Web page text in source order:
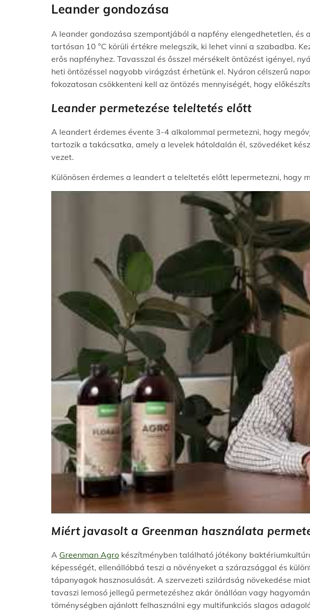
Leander gondozása
A leander gondozása szempontjából a napfény elengedhetetlen,
tartósan 10 °C körüli értékre melegszik, ki lehet vinni a szabadba.
erős napfényhez. Tavasszal és ősszel mérsékelt öntözést igényel,
heti öntözéssel nagyobb virágzást érhetünk el. Nyáron célszerű
fokozatosan csökkenteni kell az öntözés mennyiségét, hogy
Leander permetezése teleltetés előtt
A leandert érdemes évente 3-4 alkalommal permetezni, hogy
tartozik a takácsatka, amely a levelek hátoldalán él, szövedéket
vezet.
Különösen érdemes a leandert a teleltetés előtt lepermetezni, hogy
Miért javasolt a Greenman használata
A Greenman Agro készítményben található jótékony
képességét, ellenállóbbá teszi a növényeket a szárazsággal és
tápanyagok hasznosulását. A szervezeti szilárdság növekedése
tavaszi lemosó jellegű permetezéshez akár önállóan vagy
töménységben ajánlott felhasználni egy multifunkciós slagos